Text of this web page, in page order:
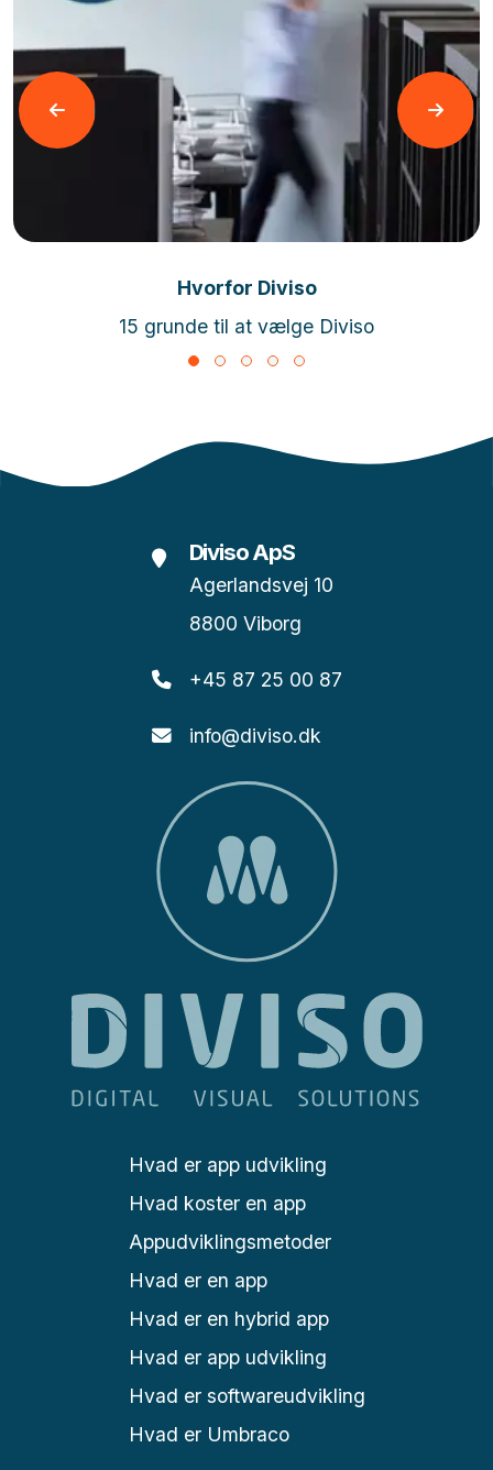
Læs mere
Hvorfor Diviso
15 grunde til at vælge Diviso
Diviso ApS
Agerlandsvej 10
8800 Viborg
+45 87 25 00 87
info@diviso.dk
Hvad er app udvikling
Hvad koster en app
Appudviklingsmetoder
Hvad er en app
Hvad er en hybrid app
Hvad er app udvikling
Hvad er softwareudvikling
Hvad er Umbraco